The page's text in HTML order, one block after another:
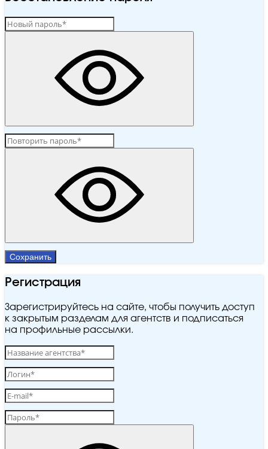
Сохранить
Регистрация
Зарегистрируйтесь на сайте, чтобы получить доступ
к закрытым разделам для агентств и подписаться
на профильные рассылки.